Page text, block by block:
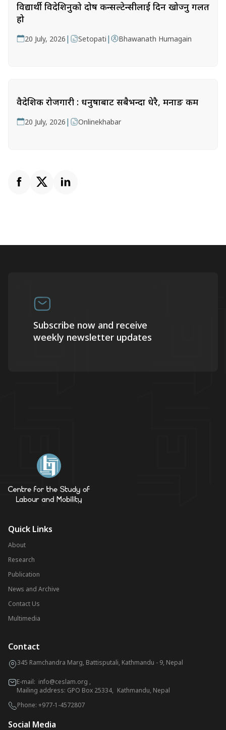
विद्यार्थी विदेशिनुको दोष कन्सल्टेन्सीलाई दिन खोज्नु गलत
हो
20 July, 2026 | Setopati | Bhawanath Humagain
वैदेशिक रोजगारी : धनुषाबाट सबैभन्दा धेरै, मनाङ कम
20 July, 2026 | Onlinekhabar
Subscribe now and receive
weekly newsletter updates
Quick Links
About
Research
Publication
News and Archive
Contact Us
Multimedia
Contact
345 Ramchandra Marg, Battisputali, Kathmandu - 9, Nepal
E-mail: info@ceslam.org ,
Mailing address: GPO Box 25334, Kathmandu, Nepal
Phone: +977-1-4572807
Social Media